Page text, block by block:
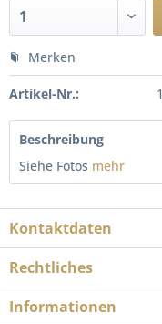
Merken
Artikel-Nr.:
Beschreibung
Siehe Fotos mehr
Kontaktdaten
Rechtliches
Informationen